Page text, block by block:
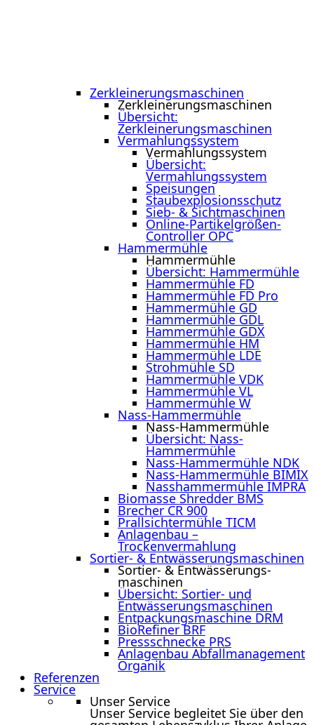
Zerkleinerungs­maschinen
Zerkleinerungs­maschinen
Übersicht:
Zerkleinerungsmaschinen
Vermahlungssystem
Vermahlungssystem
Übersicht:
Vermahlungssystem
Speisungen
Staubexplosionsschutz
Sieb- & Sichtmaschinen
Online-Partikelgrößen-
Controller OPC
Hammermühle
Hammermühle
Übersicht: Hammermühle
Hammermühle FD
Hammermühle FD Pro
Hammermühle GD
Hammermühle GDL
Hammermühle GDX
Hammermühle HM
Hammermühle LDE
Strohmühle SD
Hammermühle VDK
Hammermühle VL
Hammermühle W
Nass-Hammermühle
Nass-Hammermühle
Übersicht: Nass-
Hammermühle
Nass-Hammermühle NDK
Nass-Hammermühle BIMIX
Nasshammermühle IMPRA
Biomasse Shredder BMS
Brecher CR 900
Prallsichtermühle TICM
Anlagenbau –
Trockenvermahlung
Sortier- & Entwässerungs­maschinen
Sortier- & Entwässerungs­
maschinen
Übersicht: Sortier- und
Entwässerungsmaschinen
Entpackungsmaschine DRM
BioRefiner BRF
Pressschnecke PRS
Anlagenbau Abfallmanagement
Organik
Referenzen
Service
Unser Service
Unser Service begleitet Sie über den